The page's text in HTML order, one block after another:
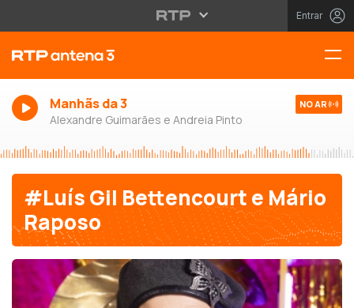
Entrar
Manhãs da 3
Alexandre Guimarães e Andreia Pinto
NO AR
#Luís Gil Bettencourt e Mário
Raposo